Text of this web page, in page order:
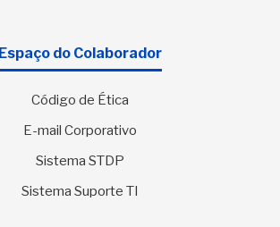
Espaço do Colaborador
Código de Ética
E-mail Corporativo
Sistema STDP
Sistema Suporte TI